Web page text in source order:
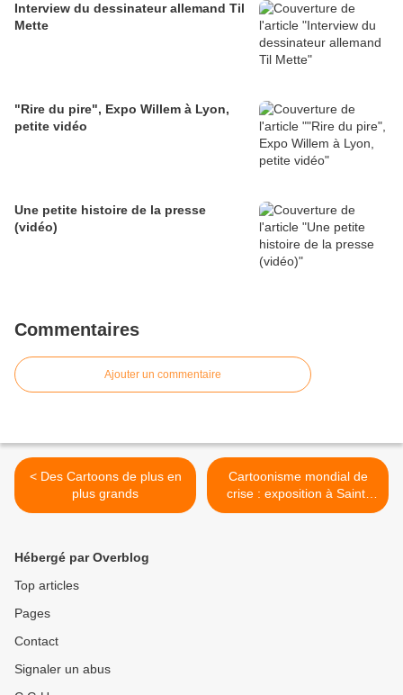
Interview du dessinateur allemand Til
Mette
"Rire du pire", Expo Willem à Lyon,
petite vidéo
Une petite histoire de la presse
(vidéo)
Commentaires
Ajouter un commentaire
< Des Cartoons de plus en
plus grands
Cartoonisme mondial de
crise : exposition à Saint-
Germain en Laye >
Hébergé par Overblog
Top articles
Pages
Contact
Signaler un abus